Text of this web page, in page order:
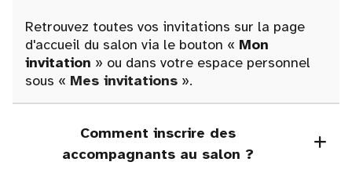
Retrouvez toutes vos invitations sur la page
d'accueil du salon via le bouton « Mon
invitation » ou dans votre espace personnel
sous « Mes invitations ».
Comment inscrire des
accompagnants au salon ?